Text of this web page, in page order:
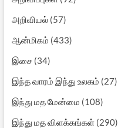
அறிவியல்(57)
ஆன்மிகம் (433)
இசை(34)
இந்த வாரம் இந்து உலகம் (27)
இந்து மத மேன்மை (108)
இந்து மத விளக்கங்கள்(290)